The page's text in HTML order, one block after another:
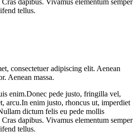
tellus.
consectetuer adipiscing elit. Aenean
Aenean massa.
enim.Donec pede justo, fringilla vel,
arcu.In enim justo, rhoncus ut, imperdiet
dictum felis eu pede mollis
dapibus. Vivamus elementum semper
tellus.